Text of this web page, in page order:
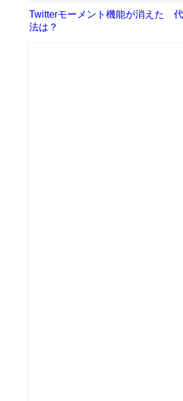
Twitterモーメント機能が消えた
法は？